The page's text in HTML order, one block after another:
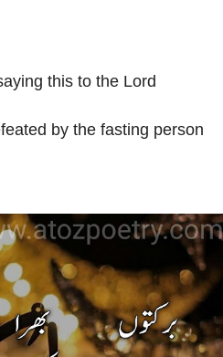
this to the Lord
by the fasting person